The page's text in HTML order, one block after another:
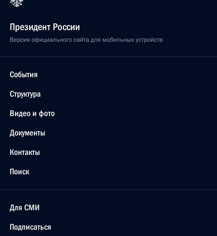
Президент России
Версия официального сайта для мобильных устройств
События
Структура
Видео и фото
Документы
Контакты
Поиск
Для СМИ
Подписаться